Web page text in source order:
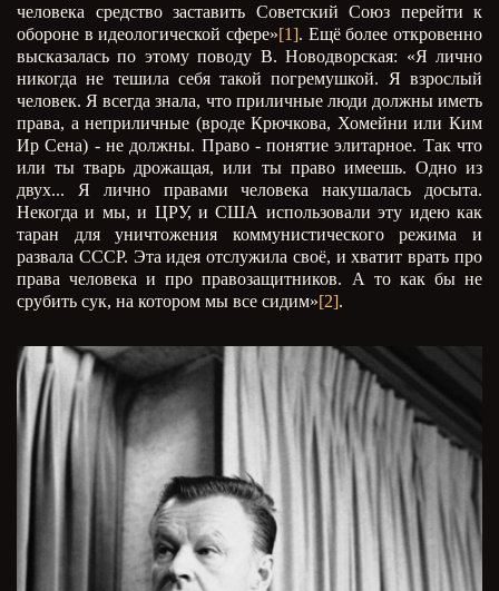
человека средство заставить Советский Союз перейти к
обороне в идеологической сфере»[1]. Ещё более откровенно
высказалась по этому поводу В. Новодворская: «Я лично
никогда не тешила себя такой погремушкой. Я взрослый
человек. Я всегда знала, что приличные люди должны иметь
права, а неприличные (вроде Крючкова, Хомейни или Ким
Ир Сена) - не должны. Право - понятие элитарное. Так что
или ты тварь дрожащая, или ты право имеешь. Одно из
двух... Я лично правами человека накушалась досыта.
Некогда и мы, и ЦРУ, и США использовали эту идею как
таран для уничтожения коммунистического режима и
развала СССР. Эта идея отслужила своё, и хватит врать про
права человека и про правозащитников. А то как бы не
срубить сук, на котором мы все сидим»[2].